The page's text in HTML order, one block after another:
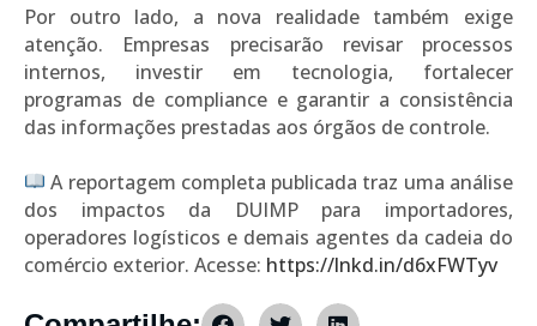
Por outro lado, a nova realidade também exige
atenção. Empresas precisarão revisar processos
internos, investir em tecnologia, fortalecer
programas de compliance e garantir a consistência
das informações prestadas aos órgãos de controle.
A reportagem completa publicada traz uma análise
dos impactos da DUIMP para importadores,
operadores logísticos e demais agentes da cadeia do
comércio exterior. Acesse: https://lnkd.in/d6xFWTyv